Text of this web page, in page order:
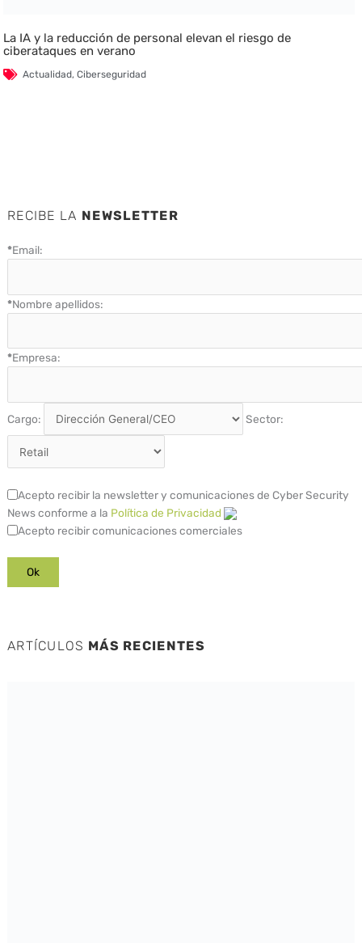
La IA y la reducción de personal elevan el riesgo de
ciberataques en verano
Actualidad,Ciberseguridad
RECIBE LA NEWSLETTER
*Email:
*Nombre apellidos:
*Empresa:
Cargo: Sector:
Acepto recibir la newsletter y comunicaciones de Cyber Security
News conforme a la Política de Privacidad
Acepto recibir comunicaciones comerciales
ARTÍCULOS MÁS RECIENTES